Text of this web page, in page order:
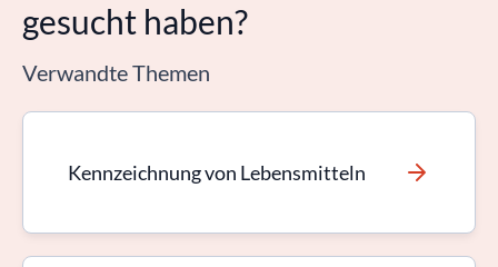
gesucht haben?
Verwandte Themen
Kennzeichnung von Lebensmitteln